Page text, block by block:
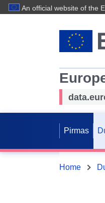
An official website of the
Pirmas
Home